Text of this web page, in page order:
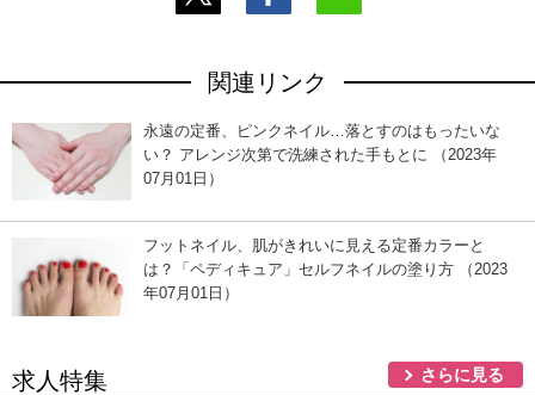
関連リンク
永遠の定番、ピンクネイル…落とすのはもったいな
い？ アレンジ次第で洗練された手もとに （2023年
07月01日）
フットネイル、肌がきれいに見える定番カラーと
は？「ペディキュア」セルフネイルの塗り方 （2023
年07月01日）
求人特集 さらに見る